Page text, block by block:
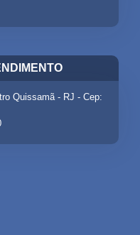
Quissamã - RJ - Cep: